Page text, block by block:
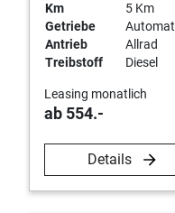
Km
5 Km
Getriebe
Automat
Antrieb
Allrad
Treibstoff
Diesel
Leasing monatlich
ab 554.-
Details